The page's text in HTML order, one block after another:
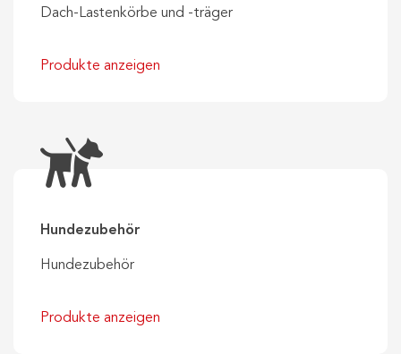
Dach-Lastenkörbe und -träger
Produkte anzeigen
Hundezubehör
Hundezubehör
Produkte anzeigen